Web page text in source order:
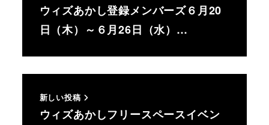
ウィズあかし登録メンバーズ６月20
日（木）～６月26日（水）…
新しい投稿
ウィズあかしフリースペースイベン